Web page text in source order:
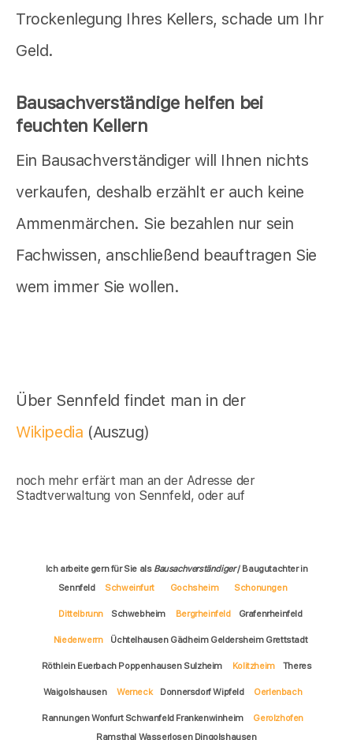
Trockenlegung Ihres Kellers, schade um Ihr
Geld.
Bausachverständige helfen bei
feuchten Kellern
Ein Bausachverständiger will Ihnen nichts
verkaufen, deshalb erzählt er auch keine
Ammenmärchen. Sie bezahlen nur sein
Fachwissen, anschließend beauftragen Sie
wem immer Sie wollen.
Über Sennfeld findet man in der
Wikipedia (Auszug)
noch mehr erfärt man an der Adresse der
Stadtverwaltung von Sennfeld, oder auf
Ich arbeite gern für Sie als Bausachverständiger/ Baugutachter in
Sennfeld
Schweinfurt Gochsheim Schonungen
Dittelbrunn Schwebheim Bergrheinfeld Grafenrheinfeld
Niederwerrn Üchtelhausen Gädheim Geldersheim Grettstadt
Röthlein Euerbach Poppenhausen Sulzheim Kolitzheim Theres
Waigolshausen Werneck Donnersdorf Wipfeld Oerlenbach
Rannungen Wonfurt Schwanfeld Frankenwinheim
Gerolzhofen
Ramsthal Wasserlosen Dingolshausen